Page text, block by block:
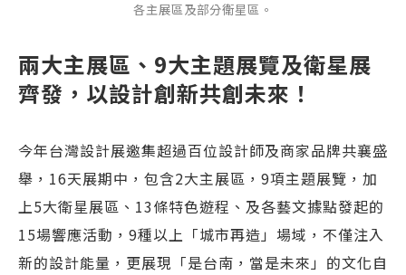
各主展區及部分衛星區。
兩大主展區、9大主題展覽及衛星展
齊發，以設計創新共創未來！
今年台灣設計展邀集超過百位設計師及商家品牌共襄盛
舉，16天展期中，包含2大主展區，9項主題展覽，加
上5大衛星展區、13條特色遊程、及各藝文據點發起的
15場響應活動，9種以上「城市再造」場域，不僅注入
新的設計能量，更展現「是台南，當是未來」的文化自